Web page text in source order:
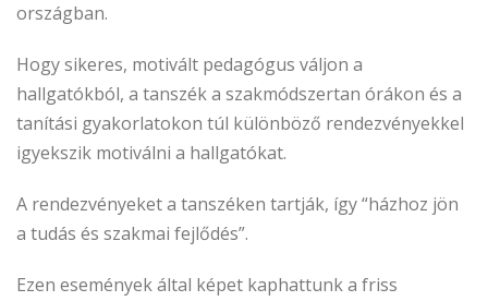
országban.
Hogy sikeres, motivált pedagógus váljon a
hallgatókból, a tanszék a szakmódszertan órákon és a
tanítási gyakorlatokon túl különböző rendezvényekkel
igyekszik motiválni a hallgatókat.
A rendezvényeket a tanszéken tartják, így “házhoz jön
a tudás és szakmai fejlődés”.
Ezen események által képet kaphattunk a friss